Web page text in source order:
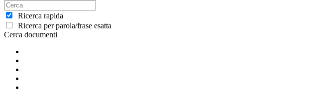
Ricerca rapida
Ricerca per parola/frase esatta
Cerca documenti